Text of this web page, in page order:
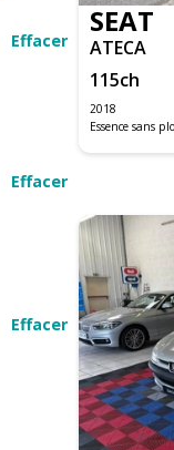
Effacer
Effacer
Effacer
SEAT
ATECA
115ch
2018
Essence sans